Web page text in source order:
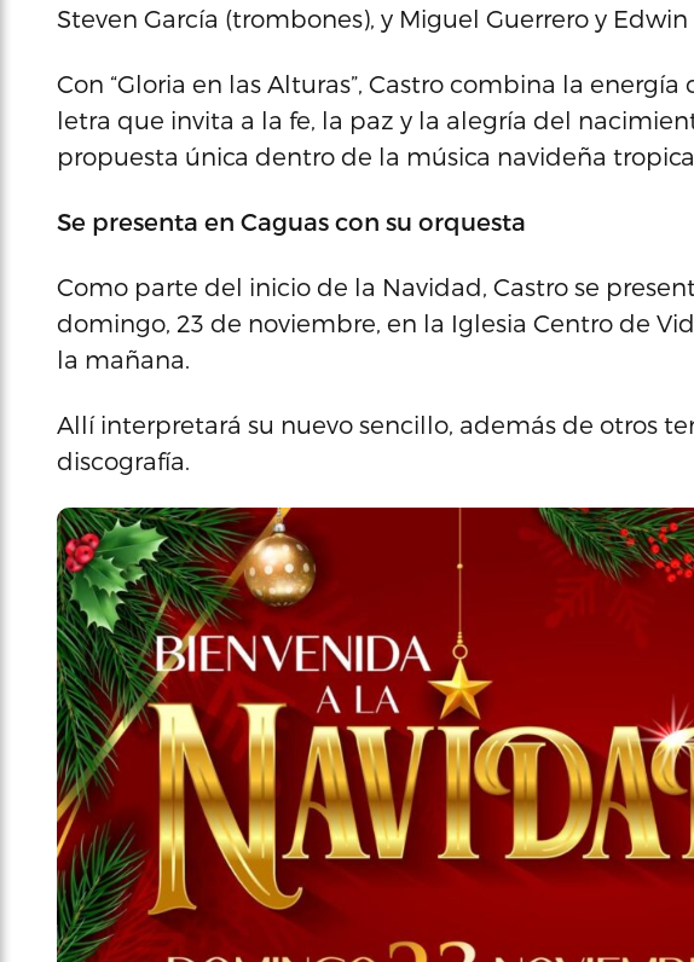
Steven García (trombones), y Miguel Guerrero y Edwin
Con “Gloria en las Alturas”, Castro combina la
letra que invita a la fe, la paz y la alegría del
propuesta única dentro de la música navideña
Se presenta en Caguas con su orquesta
Como parte del inicio de la Navidad, Castro se
domingo, 23 de noviembre, en la Iglesia Centro de
la mañana.
Allí interpretará su nuevo sencillo, además de otros
discografía.